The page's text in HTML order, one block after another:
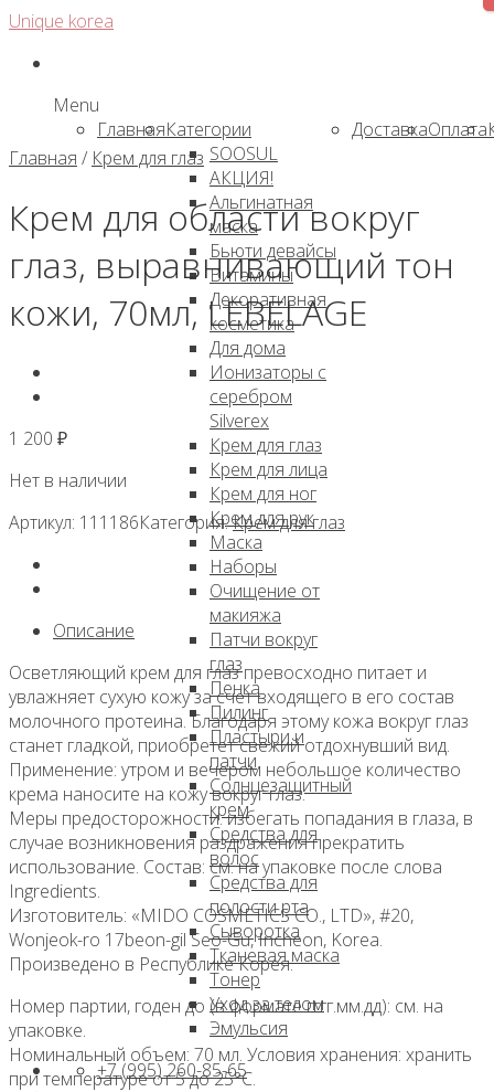
Skip
content
Unique korea
Menu
ГлавнаяКатегории
SOOSUL
АКЦИЯ!
Альгинатная
маска
Бьюти девайсы
Витамины
Декоративная
косметика
Для дома
Ионизаторы с
серебром
Silverex
Крем для глаз
Крем для лица
Крем для ног
Крем для рук
Маска
Наборы
Очищение от
макияжа
Патчи вокруг
глаз
Пенка
Пилинг
Пластыри и
патчи
Солнцезащитный
крем
Средства для
волос
Средства для
полости рта
Сыворотка
Тканевая маска
Тонер
Уход за телом
Эмульсия
ДоставкаОплата
+7 (995) 260-85-65
Главная / Крем для глаз
Крем для области вокруг
глаз, выравнивающий тон
кожи, 70мл, LEBELAGE
1 200 ₽
Нет в наличии
Артикул: 111186Категория:Крем для глаз
Описание
Осветляющий крем для глаз превосходно питает и
увлажняет сухую кожу за счет входящего в его состав
молочного протеина. Благодаря этому кожа вокруг глаз
станет гладкой, приобретет свежий отдохнувший вид.
Применение: утром и вечером небольшое количество
крема наносите на кожу вокруг глаз.
Меры предосторожности: избегать попадания в глаза, в
случае возникновения раздражения прекратить
использование. Состав: см. на упаковке после слова
Ingredients.
Изготовитель: «MIDO COSMETICS CO., LTD», #20,
Wonjeok-ro 17beon-gil Seo-Gu, Incheon, Korea.
Произведено в Республике Корея.
Номер партии, годен до (в формате гггг.мм.дд): см. на
упаковке.
Номинальный объем: 70 мл. Условия хранения: хранить
при температуре от 5 до 25°С.